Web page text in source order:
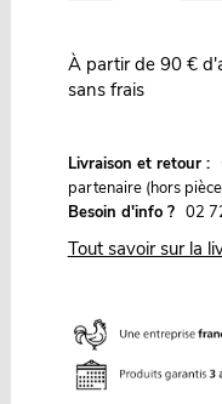
À partir de 90 €
sans frais
Livraison et retour :
partenaire (hors
Besoin d'info ? 02
Tout savoir sur la